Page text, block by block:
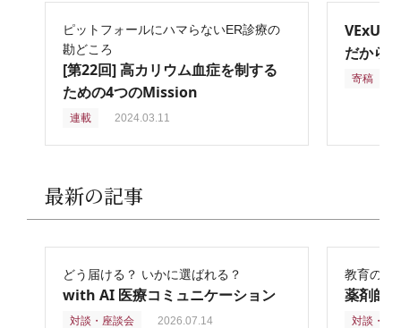
ピットフォールにハマらないER診療の
勘どころ
[第22回] 高カリウム血症を制する
ための4つのMission
連載 2024.03.11
VExUS
だから
寄稿
最新の記事
どう届ける？ いかに選ばれる？
with AI 医療コミュニケーション
対談・座談会 2026.07.14
教育の再
薬剤師
対談・座